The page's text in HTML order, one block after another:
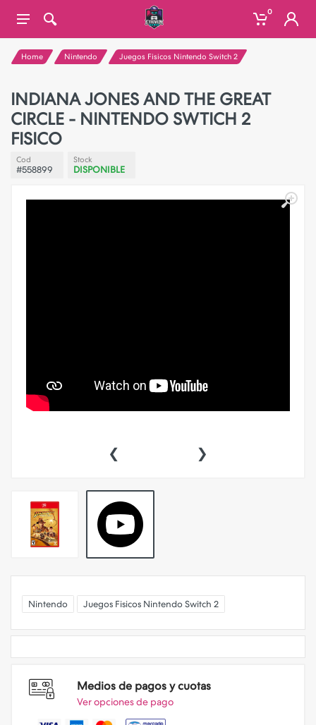
0
Home Nintendo Juegos Fisicos Nintendo Switch 2
INDIANA JONES AND THE GREAT
CIRCLE - NINTENDO SWTICH 2
FISICO
Cod
#558899
Stock
DISPONIBLE
‹ ›
Nintendo Juegos Fisicos Nintendo Switch 2
Medios de pagos y cuotas
Ver opciones de pago